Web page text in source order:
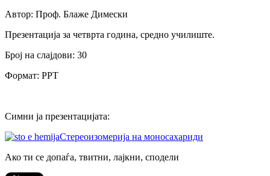
Автор: Проф. Блаже Димески
Презентација за четврта година, средно училиште.
Број на слајдови: 30
Формат: PPT
Симни ја презентацијата:
Стереоизомерија на моносахариди
Ако ти се допаѓа, твитни, лајкни, сподели